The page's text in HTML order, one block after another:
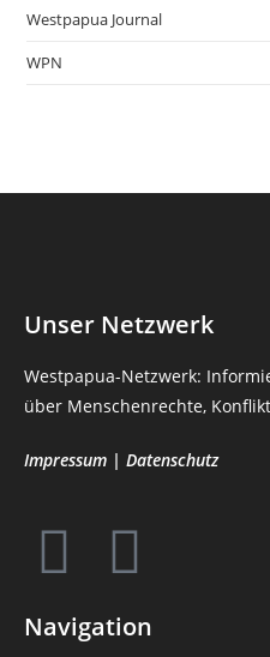
Westpapua Journal
WPN
Unser Netzwerk
Westpapua-Netzwerk:
über Menschenrechte,
Impressum | Datenschutz
Navigation